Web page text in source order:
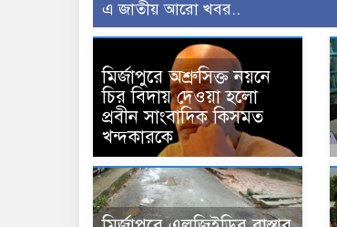
এ জাতীয় আরো খবর..
মির্জাপুরে অশ্রুসিক্ত নয়নে
চির বিদায় দেওয়া হলো
প্রবীন সাংবাদিক কিসমত
খন্দকারকে